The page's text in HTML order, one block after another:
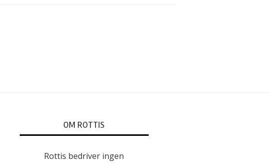
OM ROTTIS
Rottis bedriver ingen